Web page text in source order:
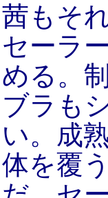
茜もそ
セーラ
める。
ブラも
い。成
体を覆